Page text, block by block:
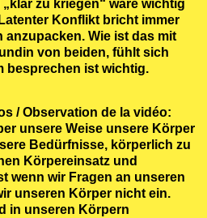
zu kriegen“ wäre wichtig
Konflikt bricht immer
anzupacken. Wie ist das mit
von beiden, fühlt sich
besprechen ist wichtig.
/ Observation de la vidéo:
unsere Weise unsere Körper
Bedürfnisse, körperlich zu
Körpereinsatz und
wenn wir Fragen an unseren
unseren Körper nicht ein.
in unseren Körpern